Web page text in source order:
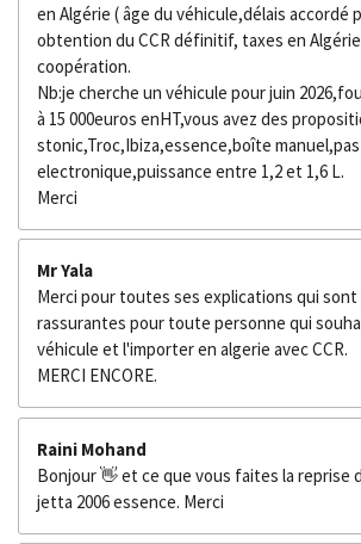
en Algérie ( âge du véhicule,délais accordé
obtention du CCR définitif, taxes en
coopération.
Nb:je cherche un véhicule pour juin
à 15 000euros enHT,vous avez des
stonic,Troc,Ibiza,essence,boîte
electronique,puissance entre 1,2 et 1,6 L.
Merci
Mr Yala
Merci pour toutes ses explications qui
rassurantes pour toute personne qui
véhicule et l'importer en algerie avec CCR.
MERCI ENCORE.
Raini Mohand
Bonjour 👋 et ce que vous faites la reprise
jetta 2006 essence. Merci